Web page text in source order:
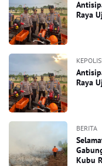
Raya
Raya
BERITA
Kubu